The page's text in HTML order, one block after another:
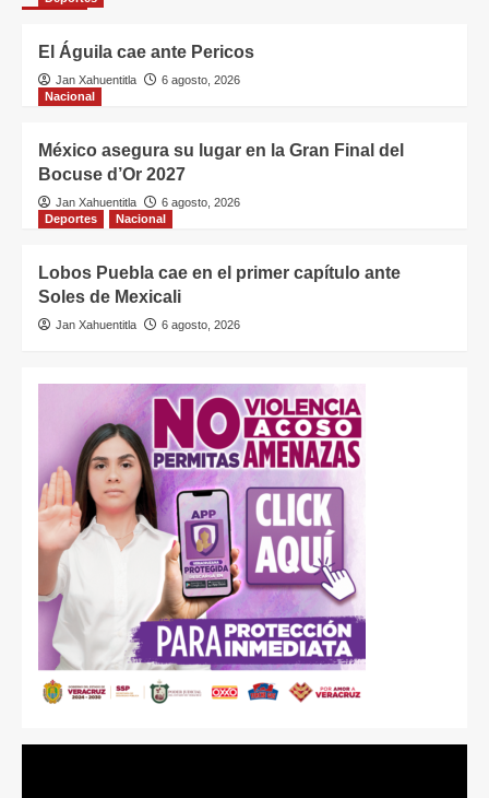
El Águila cae ante Pericos
Jan Xahuentitla
6 agosto, 2026
Nacional
México asegura su lugar en la Gran Final del
Bocuse d’Or 2027
Jan Xahuentitla
6 agosto, 2026
Deportes
Nacional
Lobos Puebla cae en el primer capítulo ante
Soles de Mexicali
Jan Xahuentitla 6 agosto, 2026